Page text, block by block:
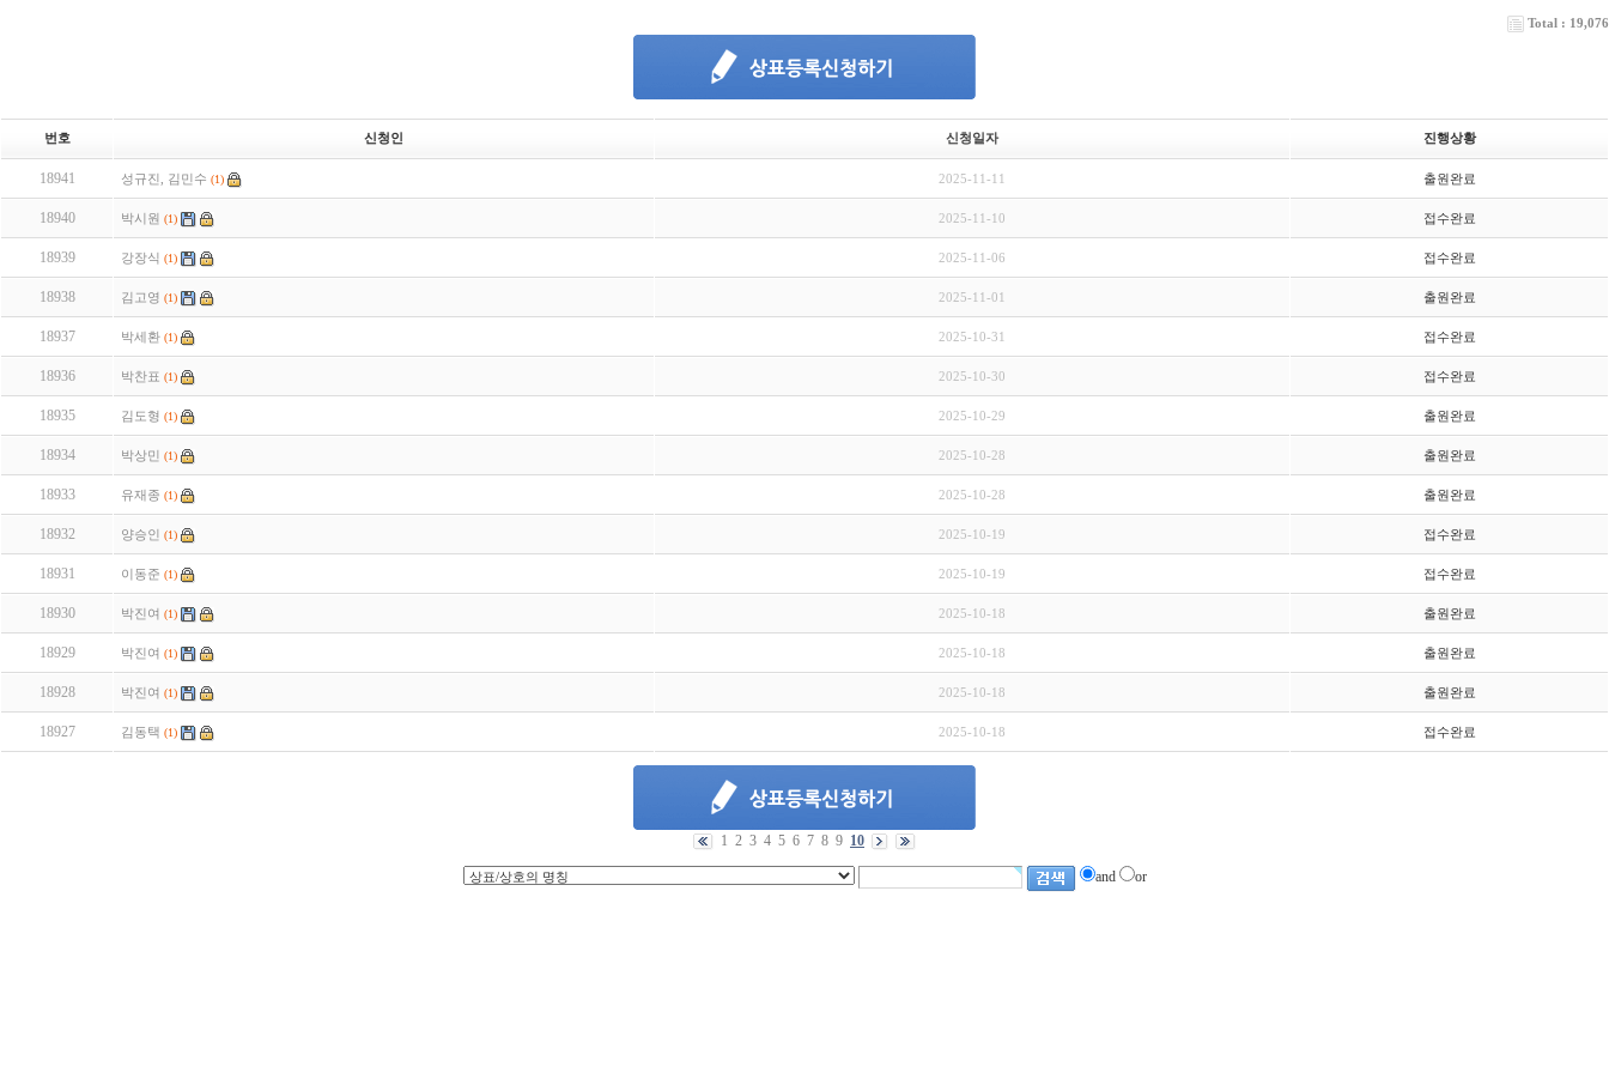
Total : 19,076
번호 신청인 신청일자 진행상황
18941 성규진, 김민수 (1) 2025-11-11 출원완료
18940 박시원 (1) 2025-11-10 접수완료
18939 강장식 (1) 2025-11-06 접수완료
18938 김고영 (1) 2025-11-01 출원완료
18937 박세환 (1) 2025-10-31 접수완료
18936 박찬표 (1) 2025-10-30 접수완료
18935 김도형 (1) 2025-10-29 출원완료
18934 박상민 (1) 2025-10-28 출원완료
18933 유재종 (1) 2025-10-28 출원완료
18932 양승인 (1) 2025-10-19 접수완료
18931 이동준 (1) 2025-10-19 접수완료
18930 박진여 (1) 2025-10-18 출원완료
18929 박진여 (1) 2025-10-18 출원완료
18928 박진여 (1) 2025-10-18 출원완료
18927 김동택 (1) 2025-10-18 접수완료
1 2 3 4 5 6 7 8 9 10
and or